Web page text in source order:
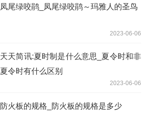
凤尾绿咬鹃_凤尾绿咬鹃～玛雅人的圣鸟
2023-06-06
天天简讯:夏时制是什么意思_夏令时和非
夏令时有什么区别
2023-06-06
防火板的规格_防火板的规格是多少